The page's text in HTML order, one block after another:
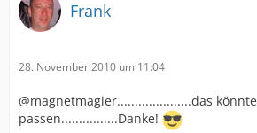
Frank
28. November 2010 um 11:04
@magnetmagier.....................das könnte
passen................Danke!